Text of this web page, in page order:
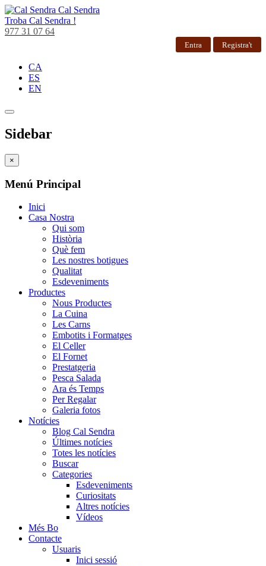
Cal Sendra
Troba Cal Sendra !
977 31 07 64
Entra Registra't
CA
ES
EN
Sidebar
×
Menú Principal
Inici
Casa Nostra
Qui som
Història
Què fem
Les nostres botigues
Qualitat
Esdeveniments
Productes
Nous Productes
La Cuina
Les Carns
Embotits i Formatges
El Celler
El Fornet
Prestatgeria
Pesca Salada
Ara és Temps
Per Regalar
Galeria fotos
Notícies
Blog Cal Sendra
Últimes notícies
Totes les notícies
Buscar
Categories
Esdeveniments
Curiositats
Altres notícies
Vídeos
Més Bo
Contacte
Usuaris
Inici sessió